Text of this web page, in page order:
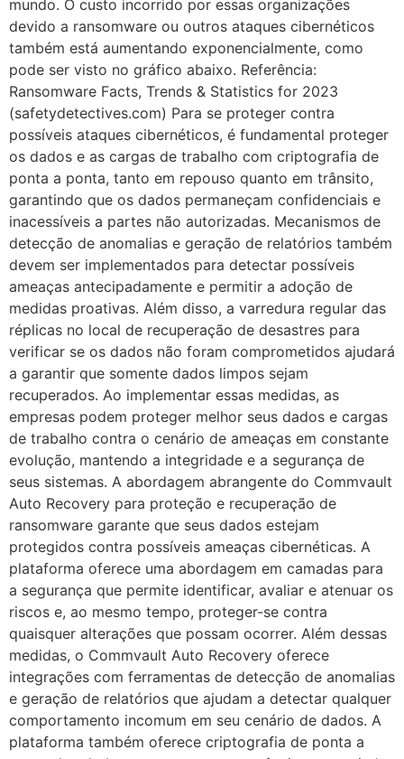
mundo. O custo incorrido por essas organizações
devido a ransomware ou outros ataques cibernéticos
também está aumentando exponencialmente, como
pode ser visto no gráfico abaixo. Referência:
Ransomware Facts, Trends & Statistics for 2023
(safetydetectives.com) Para se proteger contra
possíveis ataques cibernéticos, é fundamental proteger
os dados e as cargas de trabalho com criptografia de
ponta a ponta, tanto em repouso quanto em trânsito,
garantindo que os dados permaneçam confidenciais e
inacessíveis a partes não autorizadas. Mecanismos de
detecção de anomalias e geração de relatórios também
devem ser implementados para detectar possíveis
ameaças antecipadamente e permitir a adoção de
medidas proativas. Além disso, a varredura regular das
réplicas no local de recuperação de desastres para
verificar se os dados não foram comprometidos ajudará
a garantir que somente dados limpos sejam
recuperados. Ao implementar essas medidas, as
empresas podem proteger melhor seus dados e cargas
de trabalho contra o cenário de ameaças em constante
evolução, mantendo a integridade e a segurança de
seus sistemas. A abordagem abrangente do Commvault
Auto Recovery para proteção e recuperação de
ransomware garante que seus dados estejam
protegidos contra possíveis ameaças cibernéticas. A
plataforma oferece uma abordagem em camadas para
a segurança que permite identificar, avaliar e atenuar os
riscos e, ao mesmo tempo, proteger-se contra
quaisquer alterações que possam ocorrer. Além dessas
medidas, o Commvault Auto Recovery oferece
integrações com ferramentas de detecção de anomalias
e geração de relatórios que ajudam a detectar qualquer
comportamento incomum em seu cenário de dados. A
plataforma também oferece criptografia de ponta a